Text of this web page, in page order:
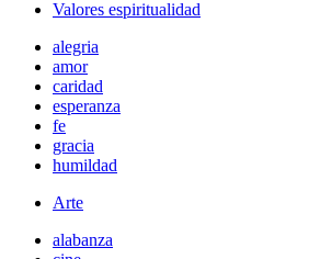
Valores espiritualidad
alegria
amor
caridad
esperanza
fe
gracia
humildad
Arte
alabanza